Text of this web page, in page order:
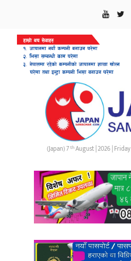
(Japan) 7thAugust | 2026 | Friday |